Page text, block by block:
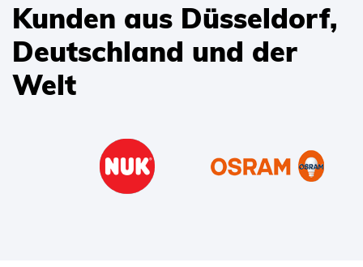
Kunden aus Düsseldorf,
Deutschland und der
Welt